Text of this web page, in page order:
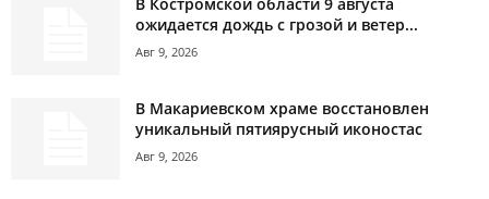
ожидается дождь с грозой и ветер...
Авг 9, 2026
В Макариевском храме восстановлен
уникальный пятиярусный иконостас
Авг 9, 2026